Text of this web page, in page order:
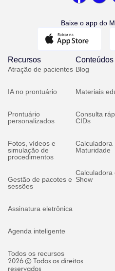
Baixe o app do
Recursos
Atração de pacientes
IA no prontuário
Prontuário
personalizados
Fotos, vídeos e
simulação de
procedimentos
Gestão de pacotes e
sessões
Assinatura eletrônica
Agenda inteligente
Todos os recursos
Conteúdos
Blog
Materiais
Consulta
CIDs
Calculadora
Maturidade
Calculadora
Show
2026 © Todos os direitos
reservados